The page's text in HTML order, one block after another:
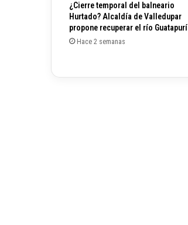
i
a
¿Cierre temporal del balneario
Hurtado? Alcaldía de Valledupar
propone recuperar el río Guatapurí
Hace 2 semanas